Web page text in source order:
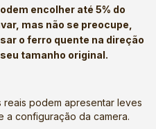
encolher até 5% do
mas não se preocupe,
o ferro quente na direção
tamanho original.
reais podem apresentar leves
a configuração da camera.